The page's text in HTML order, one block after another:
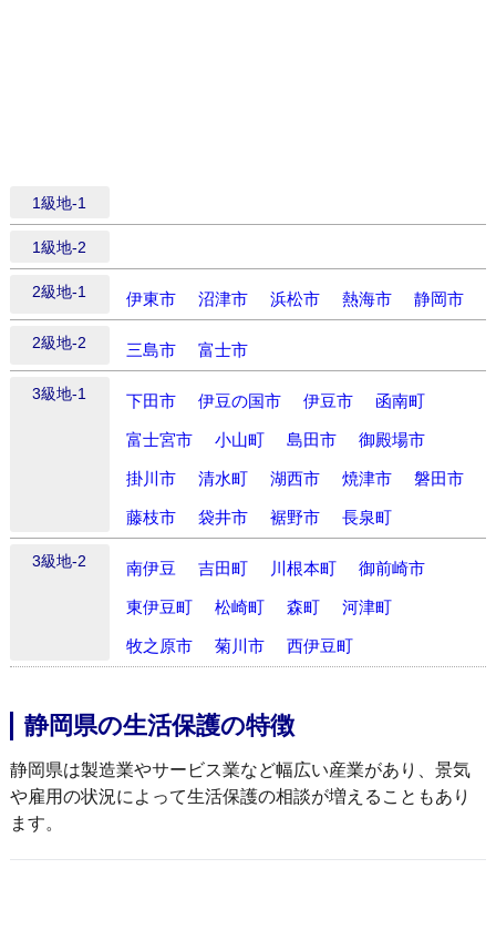
1級地-1
1級地-2
2級地-1 伊東市 沼津市 浜松市 熱海市 静岡市
2級地-2 三島市 富士市
3級地-1 下田市 伊豆の国市 伊豆市 函南町
富士宮市 小山町 島田市 御殿場市
掛川市 清水町 湖西市 焼津市 磐田市
藤枝市 袋井市 裾野市 長泉町
3級地-2 南伊豆 吉田町 川根本町 御前崎市
東伊豆町 松崎町 森町 河津町
牧之原市 菊川市 西伊豆町
静岡県の生活保護の特徴
静岡県は製造業やサービス業など幅広い産業があり、景気
や雇用の状況によって生活保護の相談が増えることもあり
ます。